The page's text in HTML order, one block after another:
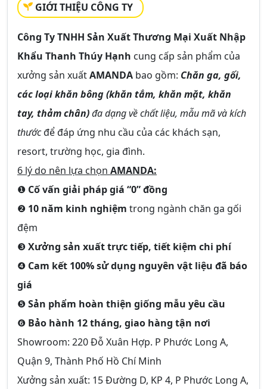
GIỚI THIỆU CÔNG TY
Công Ty TNHH Sản Xuất Thương Mại Xuất Nhập
Khẩu Thanh Thúy Hạnh cung cấp sản phẩm của
xưởng sản xuấtAMANDA bao gồm: Chăn ga, gối,
các loại khăn bông (khăn tắm, khăn mặt, khăn
tay, thảm chân)đa dạng về chất liệu, mẫu mã và kích
thướcđể đáp ứng nhu cầu của các khách sạn,
resort, trường học, gia đình.
6 lý do nên lựa chọn AMANDA:
❶ Cố vấn giải pháp giá “0” đồng
❷ 10 năm kinh nghiệm trong ngành chăn ga gối
đệm
❸Xưởng sản xuất trực tiếp, tiết kiệm chi phí
❹ Cam kết 100% sử dụng nguyên vật liệu đã báo
giá
❺Sản phẩm hoàn thiện giống mẫu yêu cầu
❻ Bảo hành 12 tháng, giao hàng tận nơi
Showroom: 220 Đỗ Xuân Hợp. P Phước Long A,
Quận 9, Thành Phố Hồ Chí Minh
Xưởng sản xuất: 15 Đường D, KP 4, P Phước Long A,